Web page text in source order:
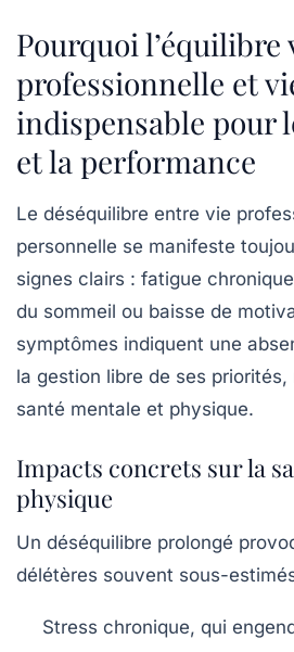
Pourquoi l’équilibre
professionnelle et
indispensable pour
et la performance
Le déséquilibre entre vie
personnelle se manifeste
signes clairs : fatigue
du sommeil ou baisse de
symptômes indiquent une
la gestion libre de ses
santé mentale et physique.
Impacts concrets sur la
physique
Un déséquilibre prolongé
délétères souvent sous-
Stress chronique, qui